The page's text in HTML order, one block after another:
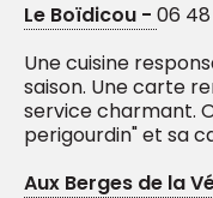
Le Boïdicou - 06
Une cuisine
saison. Une carte
service charmant.
perigourdin" et sa
Aux Berges de la